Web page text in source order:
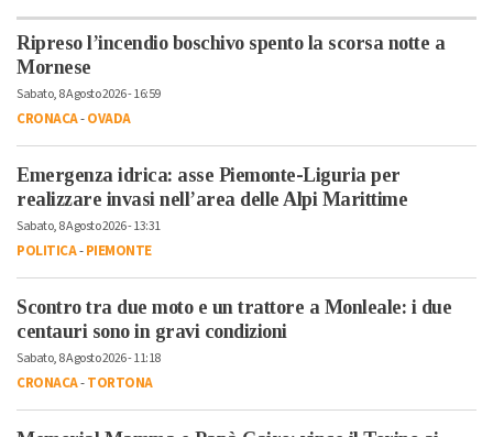
Ripreso l’incendio boschivo spento la scorsa notte a
Mornese
Sabato, 8 Agosto 2026 - 16:59
CRONACA-OVADA
Emergenza idrica: asse Piemonte-Liguria per
realizzare invasi nell’area delle Alpi Marittime
Sabato, 8 Agosto 2026 - 13:31
POLITICA-PIEMONTE
Scontro tra due moto e un trattore a Monleale: i due
centauri sono in gravi condizioni
Sabato, 8 Agosto 2026 - 11:18
CRONACA-TORTONA